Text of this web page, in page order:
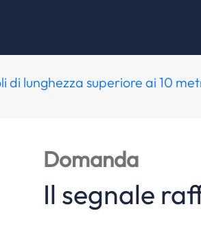
di lunghezza superiore ai 10
Domanda
Il segnale